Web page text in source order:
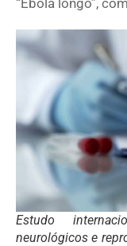
“Ebola longo”,
Estudo
neurológicos e